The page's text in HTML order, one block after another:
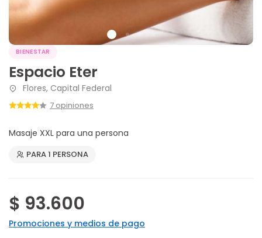
BIENESTAR
Espacio Eter
Flores, Capital Federal
7 opiniones
Masaje XXL para una persona
PARA 1 PERSONA
$ 93.600
Promociones y medios de pago